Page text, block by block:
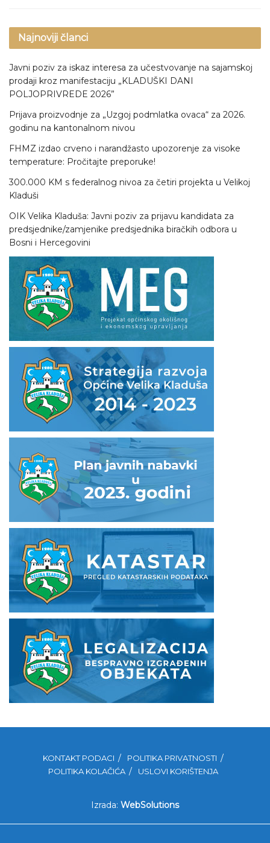
Najnoviji članci
Javni poziv za iskaz interesa za učestvovanje na sajamskoj
prodaji kroz manifestaciju „KLADUŠKI DANI
POLJOPRIVREDE 2026”
Prijava proizvodnje za „Uzgoj podmlatka ovaca“ za 2026.
godinu na kantonalnom nivou
FHMZ izdao crveno i narandžasto upozorenje za visoke
temperature: Pročitajte preporuke!
300.000 KM s federalnog nivoa za četiri projekta u Velikoj
Kladuši
OIK Velika Kladuša: Javni poziv za prijavu kandidata za
predsjednike/zamjenike predsjednika biračkih odbora u
Bosni i Hercegovini
KONTAKT PODACI
POLITIKA PRIVATNOSTI
POLITIKA KOLAČIĆA
USLOVI KORIŠTENJA
Izrada: WebSolutions